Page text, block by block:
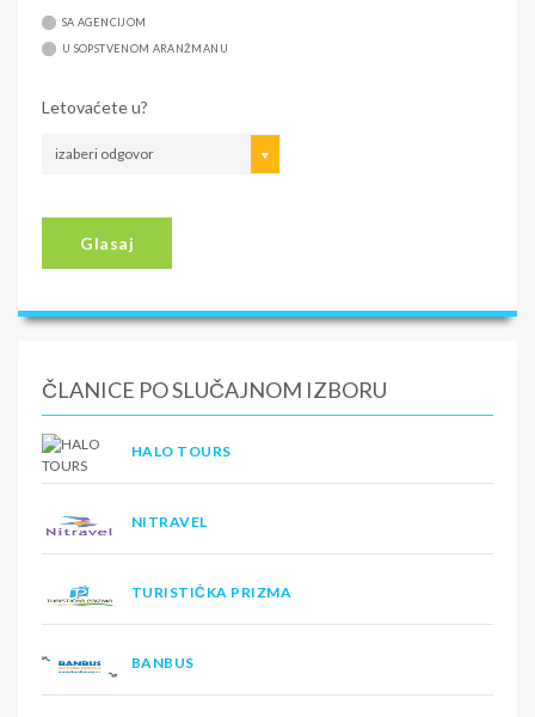
SA AGENCIJOM
U SOPSTVENOM ARANŽMANU
Letovaćete u?
izaberi odgovor
Glasaj
ČLANICE PO SLUČAJNOM IZBORU
HALO TOURS
NITRAVEL
TURISTIČKA PRIZMA
BANBUS